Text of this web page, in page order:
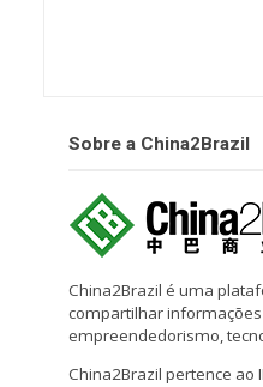
Sobre a China2Brazil
China2Brazil é uma
compartilhar
empreendedorismo,
China2Brazil pertence ao